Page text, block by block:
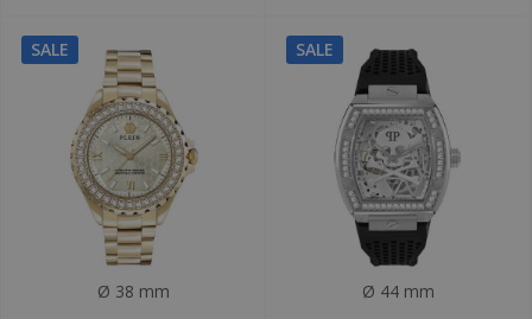
SALE
Ø 38 mm
SALE
Ø 44 mm